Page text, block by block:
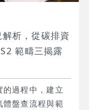
析，從碳排資
範疇三揭露
過程中，建立
盤查流程與範